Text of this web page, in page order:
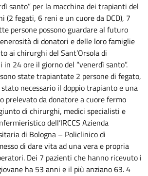
santo” per la macchina dei trapianti del
(2 fegati, 6 reni e un cuore da DCD), 7
persone possono guardare al futuro
di donatori e delle loro famiglie
ai chirurghi del Sant’Orsola di
24 ore il giorno del “venerdì santo”.
state trapiantate 2 persone di fegato,
necessario il doppio trapianto e una
prelevato da donatore a cuore fermo
di chirurghi, medici specialisti e
dell’IRCCS Azienda
di Bologna – Policlinico di
di dare vita ad una vera e propria
Dei 7 pazienti che hanno ricevuto i
ha 53 anni e il più anziano 63. 4